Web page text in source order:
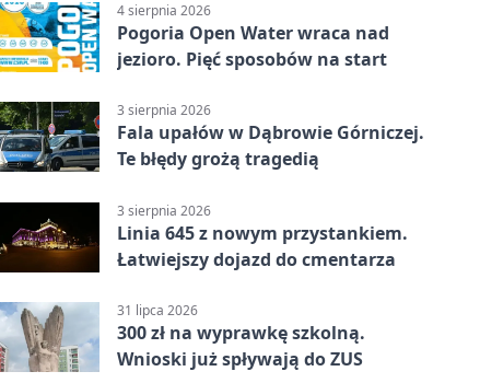
4 sierpnia 2026
Pogoria Open Water wraca nad
jezioro. Pięć sposobów na start
3 sierpnia 2026
Fala upałów w Dąbrowie Górniczej.
Te błędy grożą tragedią
3 sierpnia 2026
Linia 645 z nowym przystankiem.
Łatwiejszy dojazd do cmentarza
31 lipca 2026
300 zł na wyprawkę szkolną.
Wnioski już spływają do ZUS